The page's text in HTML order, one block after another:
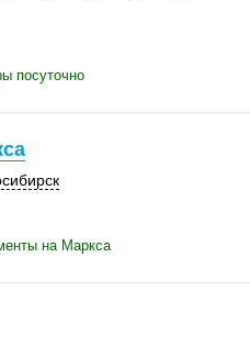
посуточно
на Маркса